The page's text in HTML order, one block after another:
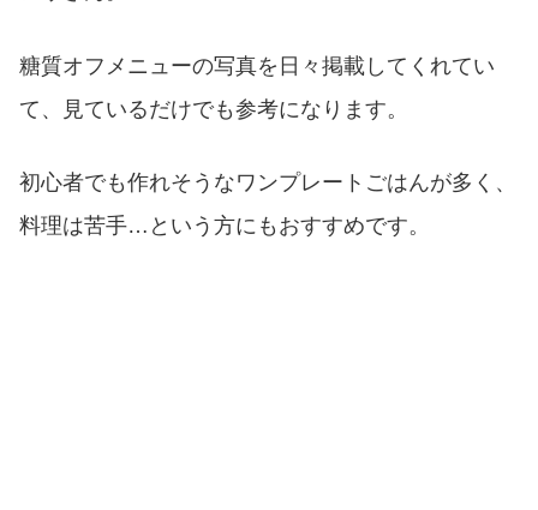
糖質オフメニューの写真を日々掲載してくれてい
て、見ているだけでも参考になります。
初心者でも作れそうなワンプレートごはんが多く、
料理は苦手…という方にもおすすめです。